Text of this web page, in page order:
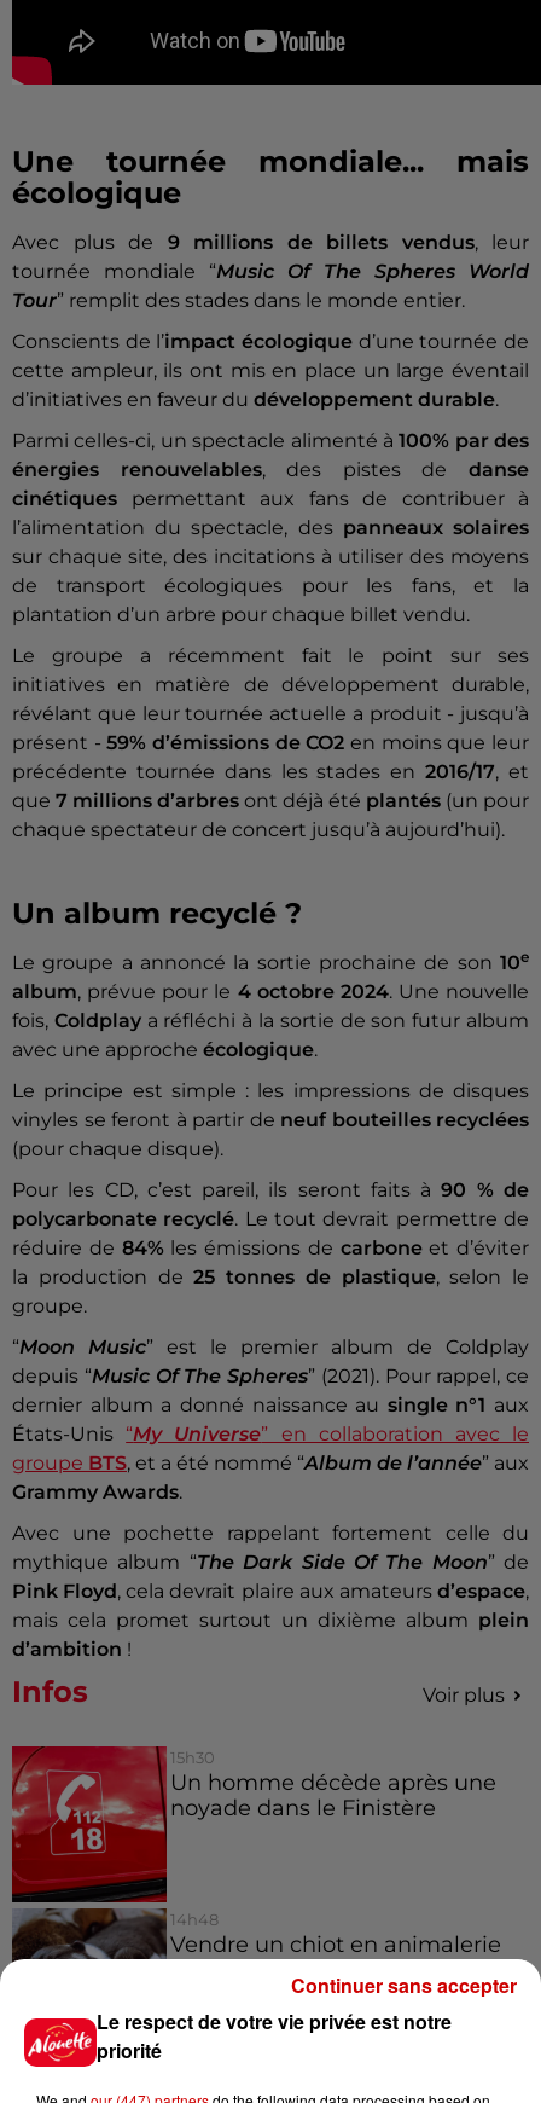
Une tournée mondiale... mais
écologique
Avec plus de 9 millions de billets vendus, leur
tournée mondiale “Music Of The Spheres World
Tour” remplit des stades dans le monde entier.
Conscients de l’impact écologique d’une tournée de
cette ampleur, ils ont mis en place un large éventail
d’initiatives en faveur du développement durable.
Parmi celles-ci, un spectacle alimenté à100% par des
énergies renouvelables, des pistes dedanse
cinétiques permettant aux fans de contribuer à
l’alimentation du spectacle, des panneaux solaires
sur chaque site, des incitations à utiliser des moyens
de transport écologiques pour les fans, et la
plantation d’un arbre pour chaque billet vendu.
Le groupe a récemment fait le point sur ses
initiatives en matière de développement durable,
révélant que leur tournée actuelle a produit - jusqu’à
présent -59% d’émissions de CO2 en moins que leur
précédente tournée dans les stades en2016/17, et
que 7 millions d’arbres ont déjà été plantés (un pour
chaque spectateur de concert jusqu’à aujourd’hui).
Un album recyclé ?
Le groupe a annoncé la sortie prochaine de son 10e
album, prévue pour le 4 octobre 2024. Une nouvelle
fois, Coldplay a réfléchi à la sortie de son futur album
avec une approche écologique.
Le principe est simple : les impressions de disques
vinyles se feront à partir de neuf bouteilles recyclées
(pour chaque disque).
Pour les CD, c’est pareil, ils seront faits à90 % de
polycarbonate recyclé. Le tout devrait permettre de
réduire de 84% les émissions de carboneet d’éviter
la production de25 tonnes de plastique, selon le
groupe.
“Moon Music” est le premier album de Coldplay
depuis “Music Of The Spheres” (2021). Pour rappel, ce
dernier album a donné naissance au single n°1 aux
États-Unis “My Universe” en collaboration avec le
groupe BTS, et a été nommé “Album de l’année” aux
Grammy Awards.
Avec une pochette rappelant fortement celle du
mythique album “The Dark Side Of The Moon” de
Pink Floyd , cela devrait plaire aux amateursd’espace,
mais cela promet surtout un dixième album plein
d’ambition !
Infos Voir plus
15h30
Un homme décède après une
noyade dans le Finistère
14h48
Vendre un chiot en animalerie
Le respect de votre vie privée est notre
priorité
Continuer sans accepter